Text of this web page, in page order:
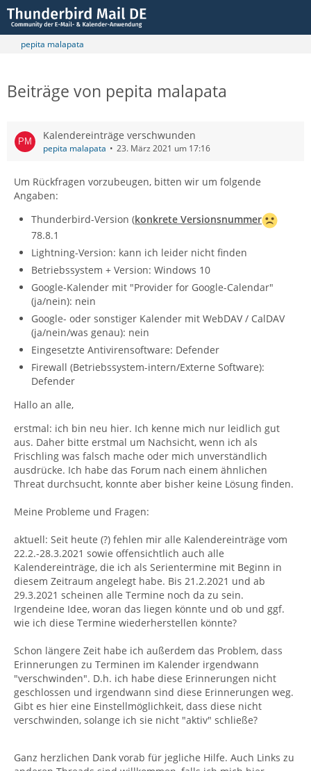
pepita malapata
Beiträge von pepita malapata
Kalendereinträge verschwunden
pepita malapata 23. März 2021 um 17:16
Um Rückfragen vorzubeugen, bitten wir um folgende
Angaben:
Thunderbird-Version (konkrete Versionsnummer
78.8.1
Lightning-Version: kann ich leider nicht finden
Betriebssystem + Version: Windows 10
Google-Kalender mit "Provider for Google-Calendar"
(ja/nein): nein
Google- oder sonstiger Kalender mit WebDAV / CalDAV
(ja/nein/was genau): nein
Eingesetzte Antivirensoftware: Defender
Firewall (Betriebssystem-intern/Externe Software):
Defender
Hallo an alle,
erstmal: ich bin neu hier. Ich kenne mich nur leidlich gut
aus. Daher bitte erstmal um Nachsicht, wenn ich als
Frischling was falsch mache oder mich unverständlich
ausdrücke. Ich habe das Forum nach einem ähnlichen
Threat durchsucht, konnte aber bisher keine Lösung finden.
Meine Probleme und Fragen:
aktuell: Seit heute (?) fehlen mir alle Kalendereinträge vom
22.2.-28.3.2021 sowie offensichtlich auch alle
Kalendereinträge, die ich als Serientermine mit Beginn in
diesem Zeitraum angelegt habe. Bis 21.2.2021 und ab
29.3.2021 scheinen alle Termine noch da zu sein.
Irgendeine Idee, woran das liegen könnte und ob und ggf.
wie ich diese Termine wiederherstellen könnte?
Schon längere Zeit habe ich außerdem das Problem, dass
Erinnerungen zu Terminen im Kalender irgendwann
"verschwinden". D.h. ich habe diese Erinnerungen nicht
geschlossen und irgendwann sind diese Erinnerungen weg.
Gibt es hier eine Einstellmöglichkeit, dass diese nicht
verschwinden, solange ich sie nicht "aktiv" schließe?
Ganz herzlichen Dank vorab für jegliche Hilfe. Auch Links zu